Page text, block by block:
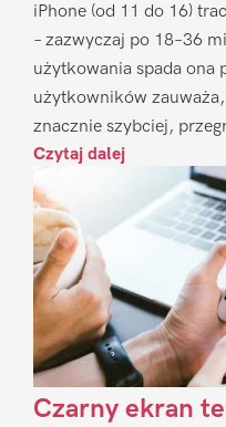
iPhone (od 11 do 16)
– zazwyczaj po 18–36
użytkowania spada ona
użytkowników
znacznie szybciej,
Czytaj dalej
Czarny ekran